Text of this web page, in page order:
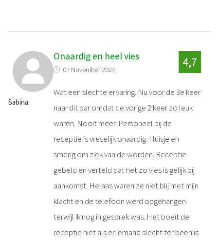
Sabina
Onaardig en heel vies
07 November 2024
4,7
Wat een slechte ervaring. Nu voor de 3e keer
naar dit par omdat de vorige 2 keer zo leuk
waren. Nooit meer. Personeel bij de
receptie is vreselijk onaardig. Huisje en
smerig om ziek van de worden. Receptie
gebeld en verteld dat het zo vies is gelijk bij
aankomst. Helaas waren ze niet blij met mijn
klacht en de telefoon werd opgehangen
terwijl ik nog in gesprek was. Het boeit de
receptie niet als er iemand slecht ter been is